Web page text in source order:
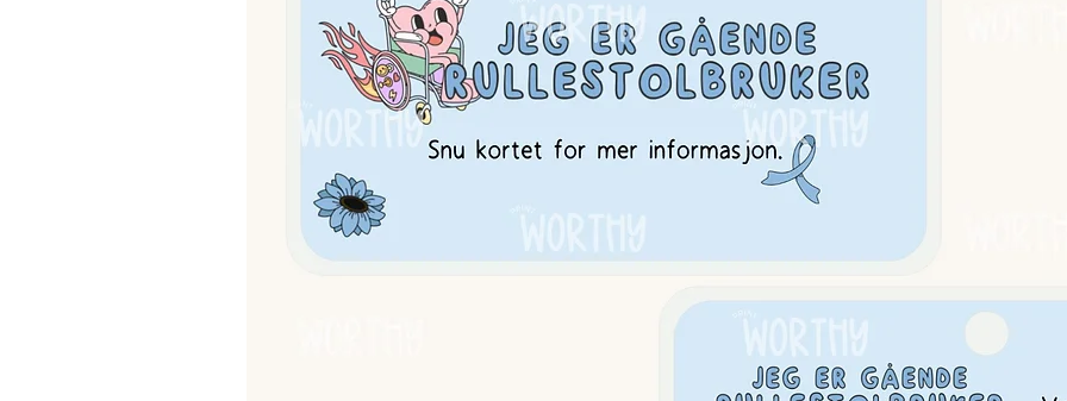
• 80% bomull / 20% resirkulert polyester
• 100% BCI-sertifisert bomull (Better Cotton Initiative)
Slik tar du best vare på den
• Vaskes på 40 grader – med trykksiden vrengt inn
• Unngå tørketrommel, for lengre levetid
• Vask før første bruk (plagget loer litt før første vask)